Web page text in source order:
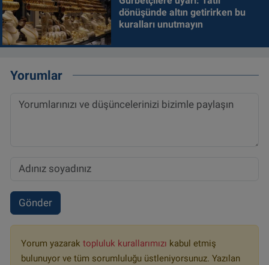
dönüşünde altın getirirken bu
kuralları unutmayın
Yorumlar
Gönder
Yorum yazarak topluluk kurallarımızı kabul etmiş
bulunuyor ve tüm sorumluluğu üstleniyorsunuz. Yazılan